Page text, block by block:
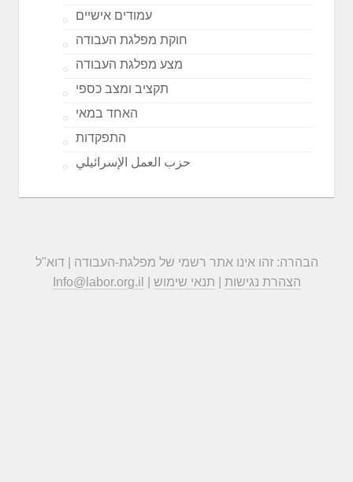
עמודים אישיים
חוקת מפלגת העבודה
מצע מפלגת העבודה
תקציב ומצב כספי
האחד במאי
התפקדות
حزب العمل الإسرائيلي
הבהרה: זהו אינו אתר רשמי של מפלגת-העבודה | דוא"ל
Info@labor.org.il
הצהרת נגישות תנאי שימוש